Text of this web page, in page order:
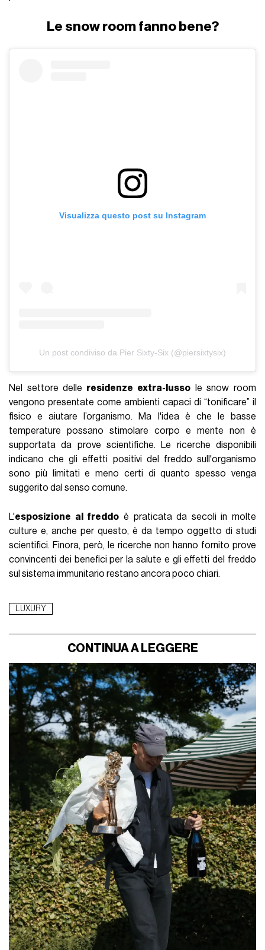
Le snow room fanno bene?
Visualizza questo post su Instagram
Un post condiviso da Pier Sixty-Six (@piersixtysix)
Nel settore delle residenze extra-lussole snow room
vengono presentate come ambienti capaci di “tonificare” il
fisico e aiutare l’organismo. Ma l'idea è che le basse
temperature possano stimolare corpo e mente non è
supportata da prove scientifiche. Le ricerche disponibili
indicano che gli effetti positivi del freddo sull'organismo
sono più limitati e meno certi di quanto spesso venga
suggerito dal senso comune.
L'esposizione al freddo è praticata da secoli in molte
culture e, anche per questo, è da tempo oggetto di studi
scientifici. Finora, però, le ricerche non hanno fornito prove
convincenti dei benefici per la salute e gli effetti del freddo
sul sistema immunitario restano ancora poco chiari.
LUXURY
CONTINUA A LEGGERE